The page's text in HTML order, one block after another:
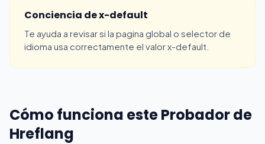
Conciencia de x-default
Te ayuda a revisar si la pagina global o selector de
idioma usa correctamente el valor x-default.
Cómo funciona este Probador de
Hreflang